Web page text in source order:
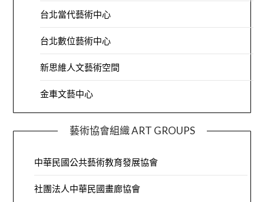
台北當代藝術中心
台北數位藝術中心
新思維人文藝術空間
金車文藝中心
藝術協會組織 ART GROUPS
中華民國公共藝術教育發展協會
社團法人中華民國畫廊協會